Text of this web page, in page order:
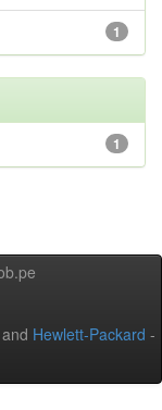
1
1
and Hewlett-Packard -